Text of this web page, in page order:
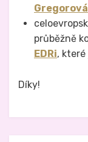
Gregorová
průběžně
EDRi,
Díky!